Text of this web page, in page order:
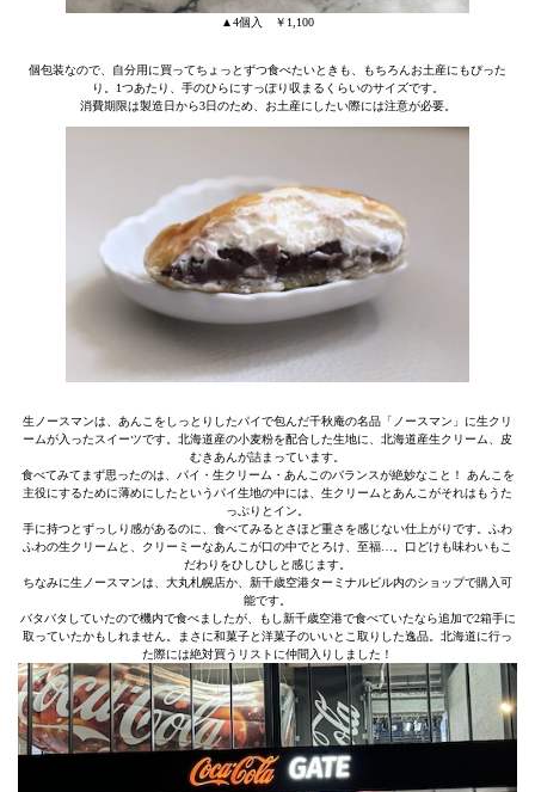
▲4個入 ￥1,100
個包装なので、自分用に買ってちょっとずつ食べたいときも、もちろんお土産にもぴった
り。1つあたり、手のひらにすっぽり収まるくらいのサイズです。
消費期限は製造日から3日のため、お土産にしたい際には注意が必要。
生ノースマンは、あんこをしっとりしたパイで包んだ千秋庵の名品「ノースマン」に生クリ
ームが入ったスイーツです。北海道産の小麦粉を配合した生地に、北海道産生クリーム、皮
むきあんが詰まっています。
食べてみてまず思ったのは、パイ・生クリーム・あんこのバランスが絶妙なこと！ あんこを
主役にするために薄めにしたというパイ生地の中には、生クリームとあんこがそれはもうた
っぷりとイン。
手に持つとずっしり感があるのに、食べてみるとさほど重さを感じない仕上がりです。ふわ
ふわの生クリームと、クリーミーなあんこが口の中でとろけ、至福…。口どけも味わいもこ
だわりをひしひしと感じます。
ちなみに生ノースマンは、大丸札幌店か、新千歳空港ターミナルビル内のショップで購入可
能です。
バタバタしていたので機内で食べましたが、もし新千歳空港で食べていたなら追加で2箱手に
取っていたかもしれません。まさに和菓子と洋菓子のいいとこ取りした逸品。北海道に行っ
た際には絶対買うリストに仲間入りしました！